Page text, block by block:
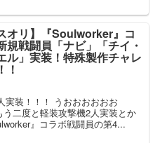
オリ】『Soulworker』コ
規戦闘員「ナビ」「チイ・
ル」実装！特殊製作チャレ
！
実装！！！ うおおおおおお
二度と軽装攻撃機2人実装とか
』コラボ戦闘員の第4...